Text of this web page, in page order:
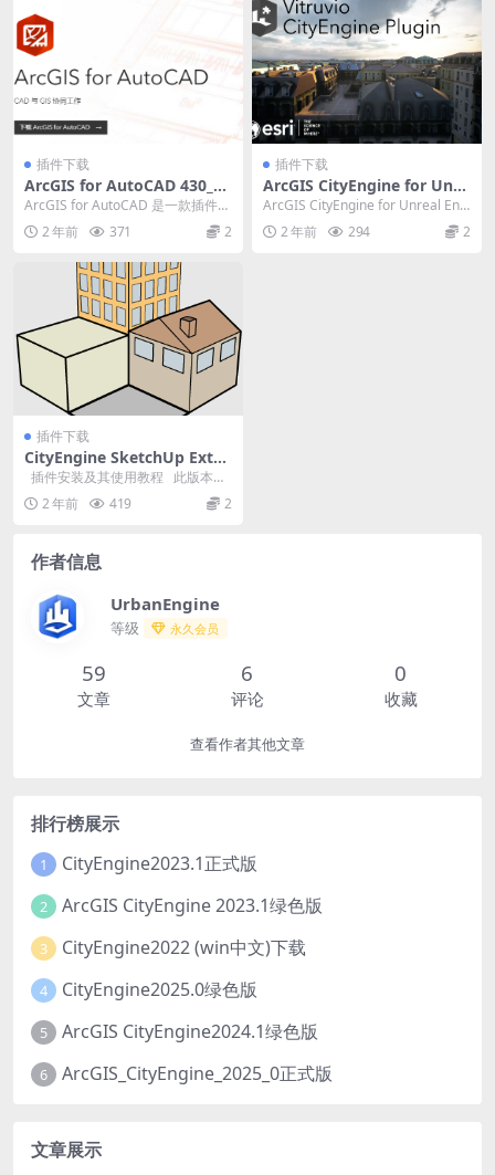
插件下载
ArcGIS for AutoCAD 430_1_
1中文版
ArcGIS for AutoCAD 是一款插件应
用程序，可将 CAD 和地理信...
2 年前 371 2
插件下载
ArcGIS CityEngine for Unre
alEngine 2.2
ArcGIS CityEngine for Unreal Engi
ne (for...
2 年前 294 2
插件下载
CityEngine SketchUp Exten
sion 1.5
插件安装及其使用教程 此版本增
加了对 SketchU...
2 年前 419 2
作者信息
UrbanEngine
等级 永久会员
59
文章
6
评论
0
收藏
查看作者其他文章
排行榜展示
1 CityEngine2023.1正式版
2 ArcGIS CityEngine 2023.1绿色版
3 CityEngine2022 (win中文)下载
4 CityEngine2025.0绿色版
5 ArcGIS CityEngine2024.1绿色版
6 ArcGIS_CityEngine_2025_0正式版
文章展示